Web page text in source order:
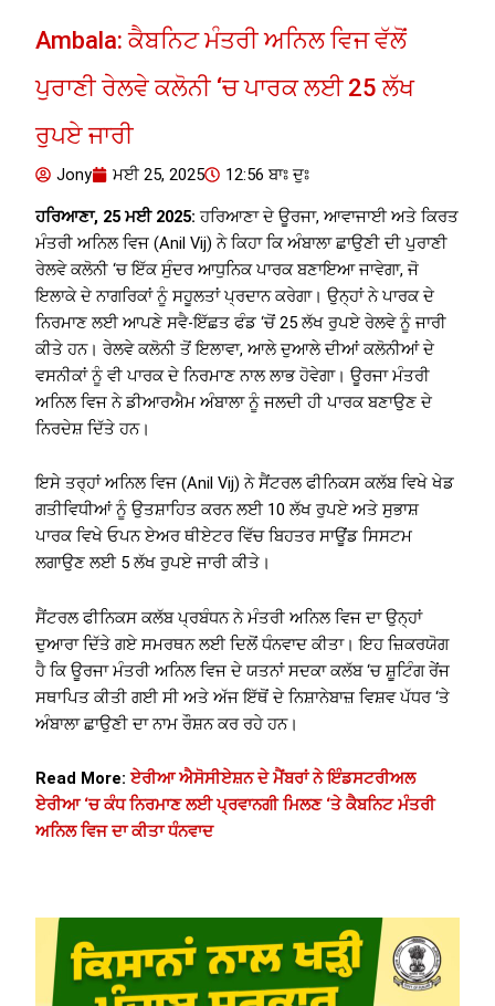
Ambala: ਕੈਬਨਿਟ ਮੰਤਰੀ ਅਨਿਲ ਵਿਜ ਵੱਲੋਂ
ਪੁਰਾਣੀ ਰੇਲਵੇ ਕਲੋਨੀ ‘ਚ ਪਾਰਕ ਲਈ 25 ਲੱਖ
ਰੁਪਏ ਜਾਰੀ
Jony ਮਈ 25, 2025 12:56 ਬਾਃ ਦੁਃ
ਹਰਿਆਣਾ, 25 ਮਈ 2025: ਹਰਿਆਣਾ ਦੇ ਊਰਜਾ, ਆਵਾਜਾਈ ਅਤੇ ਕਿਰਤ
ਮੰਤਰੀ ਅਨਿਲ ਵਿਜ (Anil Vij) ਨੇ ਕਿਹਾ ਕਿ ਅੰਬਾਲਾ ਛਾਉਣੀ ਦੀ ਪੁਰਾਣੀ
ਰੇਲਵੇ ਕਲੋਨੀ ‘ਚ ਇੱਕ ਸੁੰਦਰ ਆਧੁਨਿਕ ਪਾਰਕ ਬਣਾਇਆ ਜਾਵੇਗਾ, ਜੋ
ਇਲਾਕੇ ਦੇ ਨਾਗਰਿਕਾਂ ਨੂੰ ਸਹੂਲਤਾਂ ਪ੍ਰਦਾਨ ਕਰੇਗਾ। ਉਨ੍ਹਾਂ ਨੇ ਪਾਰਕ ਦੇ
ਨਿਰਮਾਣ ਲਈ ਆਪਣੇ ਸਵੈ-ਇੱਛਤ ਫੰਡ ‘ਚੋਂ 25 ਲੱਖ ਰੁਪਏ ਰੇਲਵੇ ਨੂੰ ਜਾਰੀ
ਕੀਤੇ ਹਨ। ਰੇਲਵੇ ਕਲੋਨੀ ਤੋਂ ਇਲਾਵਾ, ਆਲੇ ਦੁਆਲੇ ਦੀਆਂ ਕਲੋਨੀਆਂ ਦੇ
ਵਸਨੀਕਾਂ ਨੂੰ ਵੀ ਪਾਰਕ ਦੇ ਨਿਰਮਾਣ ਨਾਲ ਲਾਭ ਹੋਵੇਗਾ। ਊਰਜਾ ਮੰਤਰੀ
ਅਨਿਲ ਵਿਜ ਨੇ ਡੀਆਰਐਮ ਅੰਬਾਲਾ ਨੂੰ ਜਲਦੀ ਹੀ ਪਾਰਕ ਬਣਾਉਣ ਦੇ
ਨਿਰਦੇਸ਼ ਦਿੱਤੇ ਹਨ।
ਇਸੇ ਤਰ੍ਹਾਂ ਅਨਿਲ ਵਿਜ (Anil Vij) ਨੇ ਸੈਂਟਰਲ ਫੀਨਿਕਸ ਕਲੱਬ ਵਿਖੇ ਖੇਡ
ਗਤੀਵਿਧੀਆਂ ਨੂੰ ਉਤਸ਼ਾਹਿਤ ਕਰਨ ਲਈ 10 ਲੱਖ ਰੁਪਏ ਅਤੇ ਸੁਭਾਸ਼
ਪਾਰਕ ਵਿਖੇ ਓਪਨ ਏਅਰ ਥੀਏਟਰ ਵਿੱਚ ਬਿਹਤਰ ਸਾਊਂਡ ਸਿਸਟਮ
ਲਗਾਉਣ ਲਈ 5 ਲੱਖ ਰੁਪਏ ਜਾਰੀ ਕੀਤੇ।
ਸੈਂਟਰਲ ਫੀਨਿਕਸ ਕਲੱਬ ਪ੍ਰਬੰਧਨ ਨੇ ਮੰਤਰੀ ਅਨਿਲ ਵਿਜ ਦਾ ਉਨ੍ਹਾਂ
ਦੁਆਰਾ ਦਿੱਤੇ ਗਏ ਸਮਰਥਨ ਲਈ ਦਿਲੋਂ ਧੰਨਵਾਦ ਕੀਤਾ। ਇਹ ਜ਼ਿਕਰਯੋਗ
ਹੈ ਕਿ ਊਰਜਾ ਮੰਤਰੀ ਅਨਿਲ ਵਿਜ ਦੇ ਯਤਨਾਂ ਸਦਕਾ ਕਲੱਬ ‘ਚ ਸ਼ੂਟਿੰਗ ਰੇਂਜ
ਸਥਾਪਿਤ ਕੀਤੀ ਗਈ ਸੀ ਅਤੇ ਅੱਜ ਇੱਥੋਂ ਦੇ ਨਿਸ਼ਾਨੇਬਾਜ਼ ਵਿਸ਼ਵ ਪੱਧਰ ‘ਤੇ
ਅੰਬਾਲਾ ਛਾਉਣੀ ਦਾ ਨਾਮ ਰੌਸ਼ਨ ਕਰ ਰਹੇ ਹਨ।
Read More:ਏਰੀਆ ਐਸੋਸੀਏਸ਼ਨ ਦੇ ਮੈਂਬਰਾਂ ਨੇ ਇੰਡਸਟਰੀਅਲ
ਏਰੀਆ ‘ਚ ਕੰਧ ਨਿਰਮਾਣ ਲਈ ਪ੍ਰਵਾਨਗੀ ਮਿਲਣ ‘ਤੇ ਕੈਬਨਿਟ ਮੰਤਰੀ
ਅਨਿਲ ਵਿਜ ਦਾ ਕੀਤਾ ਧੰਨਵਾਦ